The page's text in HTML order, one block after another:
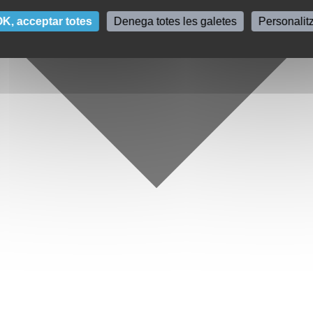
acceptar totes Denega totes les galetes